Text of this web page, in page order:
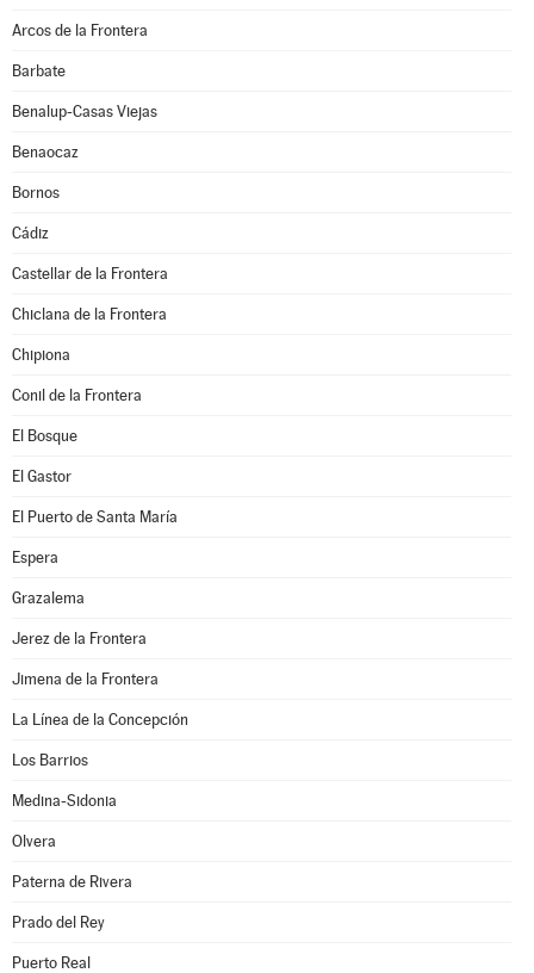
Arcos de la Frontera
Barbate
Benalup-Casas Viejas
Benaocaz
Bornos
Cádiz
Castellar de la Frontera
Chiclana de la Frontera
Chipiona
Conil de la Frontera
El Bosque
El Gastor
El Puerto de Santa María
Espera
Grazalema
Jerez de la Frontera
Jimena de la Frontera
La Línea de la Concepción
Los Barrios
Medina-Sidonia
Olvera
Paterna de Rivera
Prado del Rey
Puerto Real